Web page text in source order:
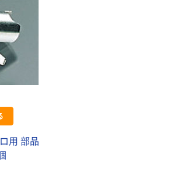
用 部品